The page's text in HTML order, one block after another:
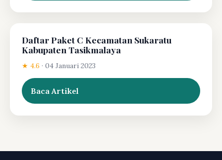
Daftar Paket C Kecamatan Sukaratu
Kabupaten Tasikmalaya
★ 4.6 · 04 Januari 2023
Baca Artikel